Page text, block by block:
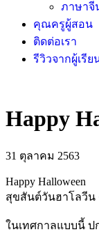
ภาษาจี
คุณครูผู้สอน
ติดต่อเรา
รีวิวจากผู้เรีย
Happy
31 ตุลาคม 2563
Happy Halloween
สุขสันต์วันฮาโลวี
ในเทศกาลแบบนี้ ป